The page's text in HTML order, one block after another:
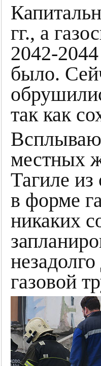
гг., а
2042-
было.
так как
местных
Тагиле
в форме
никаких
газовой